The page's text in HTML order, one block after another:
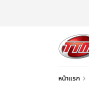
หน้าแรก